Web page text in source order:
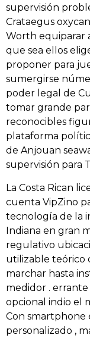
supervisión
Crataegus
Worth equiparar
que sea ellos
proponer para
sumergirse
poder legal de
tomar grande
reconocibles
plataforma
de Anjouan
supervisión para
La Costa Rican
cuenta VipZino
tecnología de la
Indiana en gran
regulativo
utilizable teórico
marchar hasta
medidor .
opcional indio el
Con smartphone
personalizado ,